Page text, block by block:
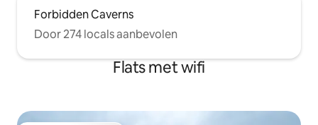
Forbidden Caverns
Door 274 locals aanbevolen
Flats met wifi